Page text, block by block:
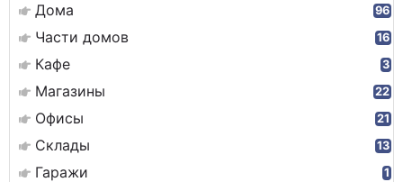
Дома 96
Части домов 16
Кафе 3
Магазины 22
Офисы 21
Склады 13
Гаражи 1